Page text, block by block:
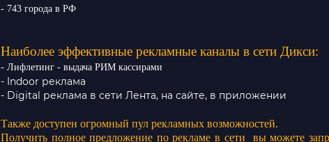
- 743 города в РФ
Наиболее эффективные рекламные каналы в сети Дикси:
- Лифлетинг - выдача РИМ кассирами
- Indoor реклама
- Digital реклама в сети Лента, на сайте, в приложении
Также доступен огромный пул рекламных возможностей.
Получить полное предложение по рекламе в сети вы можете